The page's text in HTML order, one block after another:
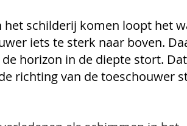
schilderij komen loopt het
iets te sterk naar boven.
horizon in de diepte stort.
richting van de toeschouwer